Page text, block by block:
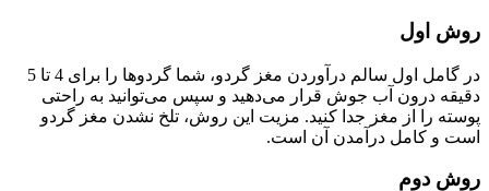
روش اول
در گامل اول سالم درآوردن مغز گردو، شما گردوها را برای 4 تا 5
دقیقه درون آب جوش قرار می‌دهید و سپس می‌توانید به راحتی
پوسته را از مغز جدا کنید. مزیت این روش، تلخ نشدن مغز گردو
است و کامل درآمدن آن است.
روش دوم